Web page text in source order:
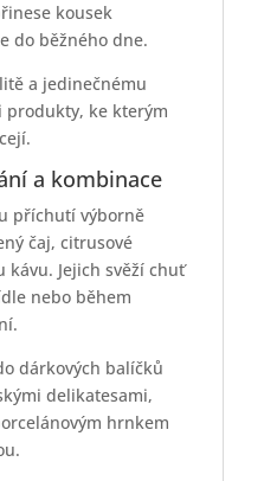
kousek
do běžného dne.
a jedinečnému
produkty, ke kterým
a kombinace
příchutí výborně
čaj, citrusové
kávu. Jejich svěží chuť
nebo během
dárkových balíčků
delikatesami,
hrnkem